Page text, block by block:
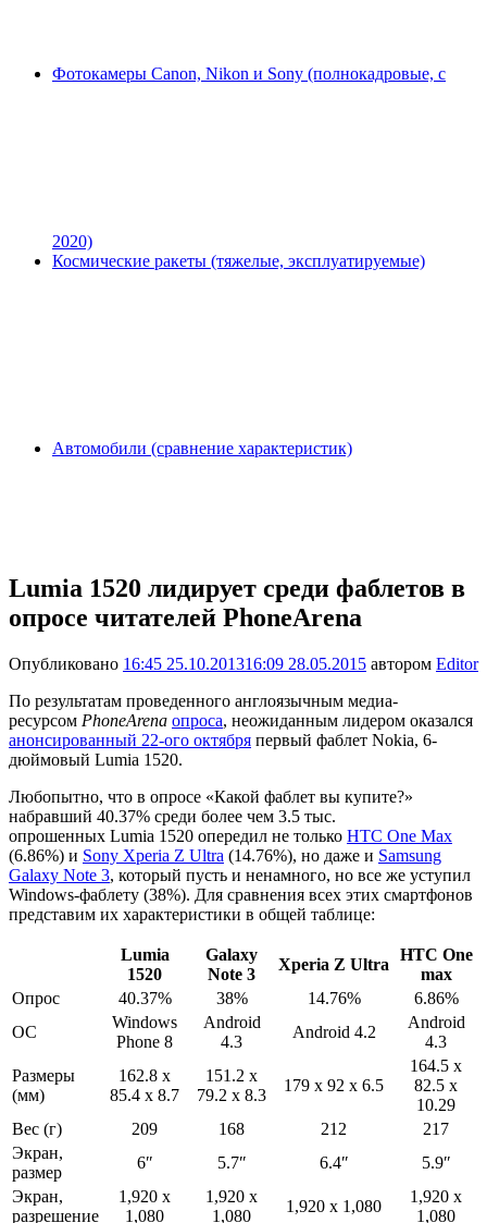
Фотокамеры Canon, Nikon и Sony (полнокадровые, с
2020)
Космические ракеты (тяжелые, эксплуатируемые)
Автомобили (сравнение характеристик)
Lumia 1520 лидирует среди фаблетов в
опросе читателей PhoneArena
Опубликовано 16:45 25.10.201316:09 28.05.2015 автором Editor
По результатам проведенного англоязычным медиа-
ресурсом PhoneArena опроса, неожиданным лидером оказался
анонсированный 22-ого октября первый фаблет Nokia, 6-
дюймовый Lumia 1520.
Любопытно, что в опросе «Какой фаблет вы купите?»
набравший 40.37% среди более чем 3.5 тыс.
опрошенных Lumia 1520 опередил не только HTC One Max
(6.86%) и Sony Xperia Z Ultra (14.76%), но даже и Samsung
Galaxy Note 3, который пусть и ненамного, но все же уступил
Windows-фаблету (38%). Для сравнения всех этих смартфонов
представим их характеристики в общей таблице:
Lumia
1520
Galaxy
Note 3
Xperia Z Ultra
HTC One
max
Опрос
40.37% 38% 14.76%
6.86%
ОС
Windows
Phone 8
Android
4.3
Android 4.2
Android
4.3
Размеры
(мм)
162.8 x
85.4 x 8.7
151.2 x
79.2 x 8.3
179 x 92 x 6.5
164.5 x
82.5 x
10.29
Вес (г)
209 168 212
217
Экран,
размер
6″ 5.7″ 6.4″
5.9″
Экран,
разрешение
1,920 x
1,080
1,920 x
1,080
1,920 x 1,080
1,920 x
1,080